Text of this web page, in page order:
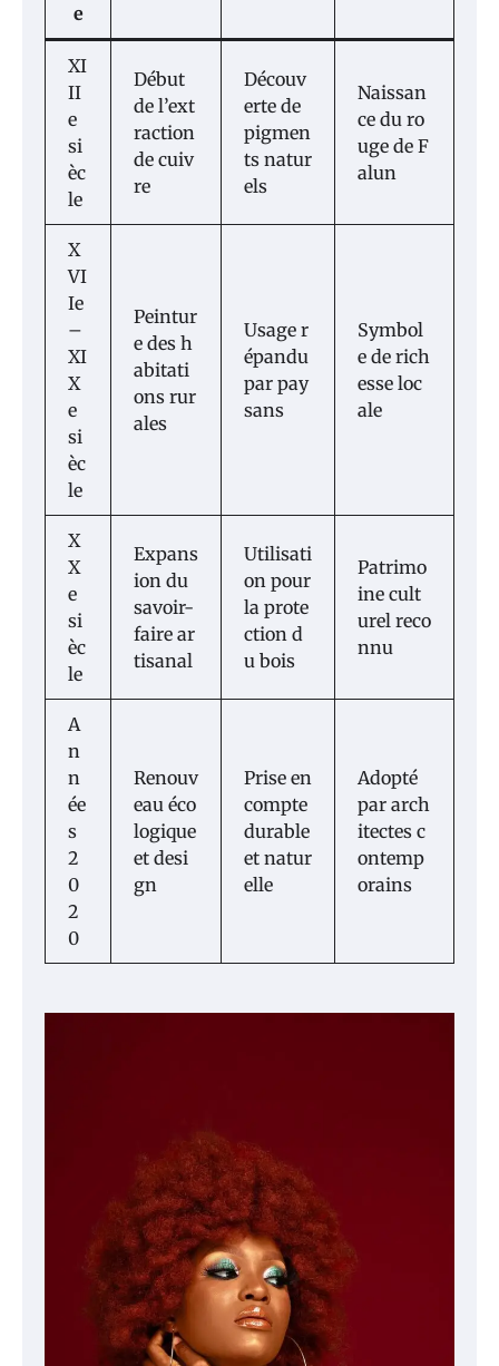
e
XI
II
e
si
èc
le
Début
de l’ext
raction
de cuiv
re
Découv
erte de
pigmen
ts natur
els
Naissan
ce du ro
uge de F
alun
X
VI
Ie
–
XI
X
e
si
èc
le
Peintur
e des h
abitati
ons rur
ales
Usage r
épandu
par pay
sans
Symbol
e de rich
esse loc
ale
X
X
e
si
èc
le
Expans
ion du
savoir-
faire ar
tisanal
Utilisati
on pour
la prote
ction d
u bois
Patrimo
ine cult
urel reco
nnu
A
n
n
ée
s
2
0
2
0
Renouv
eau éco
logique
et desi
gn
Prise en
compte
durable
et natur
elle
Adopté
par arch
itectes c
ontemp
orains